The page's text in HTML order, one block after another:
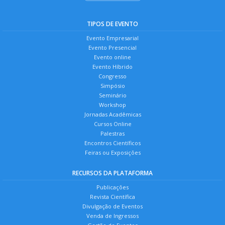
TIPOS DE EVENTO
Evento Empresarial
Evento Presencial
Evento online
Evento Híbrido
Congresso
Simpósio
Seminário
Workshop
Jornadas Acadêmicas
Cursos Online
Palestras
Encontros Científicos
Feiras ou Exposições
RECURSOS DA PLATAFORMA
Publicações
Revista Científica
Divulgação de Eventos
Venda de Ingressos